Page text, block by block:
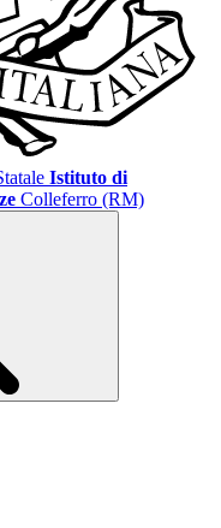
Istituto di
Colleferro (RM)